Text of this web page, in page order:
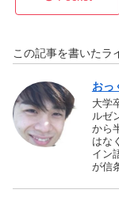
この記事を書いたラ
おっ
大学
ルゼ
から
はな
イン
が信